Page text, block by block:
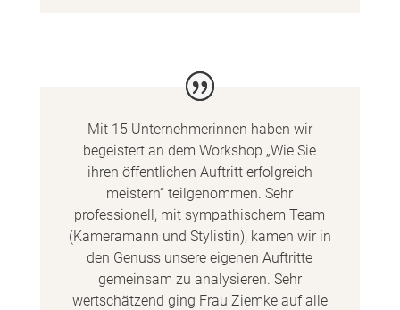
Mit 15 Unternehmerinnen haben wir
begeistert an dem Workshop „Wie Sie
ihren öffentlichen Auftritt erfolgreich
meistern“ teilgenommen. Sehr
professionell, mit sympathischem Team
(Kameramann und Stylistin), kamen wir in
den Genuss unsere eigenen Auftritte
gemeinsam zu analysieren. Sehr
wertschätzend ging Frau Ziemke auf alle